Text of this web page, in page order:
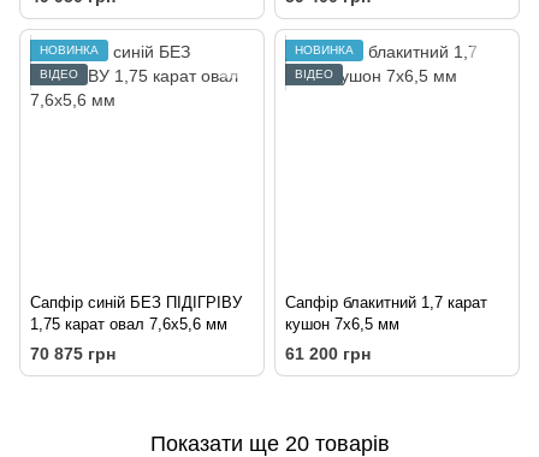
НОВИНКА
ВІДЕО
Сапфір синій БЕЗ ПІДІГРІВУ
1,75 карат овал 7,6х5,6 мм
70 875 грн
НОВИНКА
ВІДЕО
Сапфір блакитний 1,7 карат
кушон 7х6,5 мм
61 200 грн
Показати ще 20 товарів